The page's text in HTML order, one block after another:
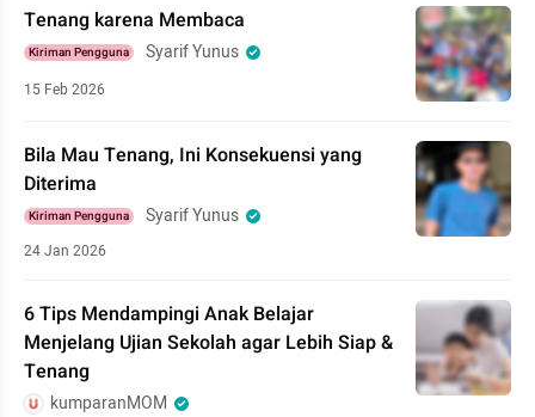
Tenang karena Membaca
Kiriman Pengguna Syarif Yunus
15 Feb 2026
Bila Mau Tenang, Ini Konsekuensi yang
Diterima
Kiriman Pengguna Syarif Yunus
24 Jan 2026
6 Tips Mendampingi Anak Belajar
Menjelang Ujian Sekolah agar Lebih Siap &
Tenang
kumparanMOM